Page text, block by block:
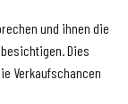
und ihnen die
Dies
Verkaufschancen